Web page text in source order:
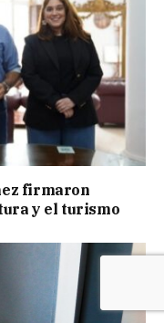
firmaron
y el turismo